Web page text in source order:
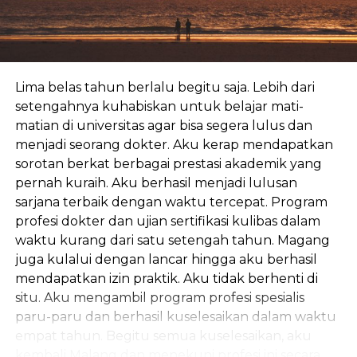
ancaman?”
Petugas tersebut menggaruk-garuk lagi
kepalanya. Nampaknya baru kali ini ia menemukan
kasus sejanggal ini. Pembunuh yang menyerahkan
diri karena merasa bersalah memang banyak, tapi
pembunuh yang mengakui pembunuhannya
hanya dengan bersenjatakan ancaman? Rasanya
baru kali ini petugas itu mengalaminya.
“Berdasarkan hasil otopsi, korban meninggal
karena komplikasi penyakit yang telah lama
dideritanya. Tidak ditemukan adanya unsur
kekerasan ataupun racun pada tubuhnya. Bahkan
yang saya dengar dari salah satu perawat, Anda
Lima belas tahun berlalu begitu saja. Lebih dari
setengahnya kuhabiskan untuk belajar mati-
matian di universitas agar bisa segera lulus dan
menjadi seorang dokter. Aku kerap mendapatkan
sorotan berkat berbagai prestasi akademik yang
pernah kuraih. Aku berhasil menjadi lulusan
sarjana terbaik dengan waktu tercepat. Program
profesi dokter dan ujian sertifikasi kulibas dalam
waktu kurang dari satu setengah tahun. Magang
juga kulalui dengan lancar hingga aku berhasil
mendapatkan izin praktik. Aku tidak berhenti di
situ. Aku mengambil program profesi spesialis
paru-paru dan berhasil kuselesaikan dalam waktu